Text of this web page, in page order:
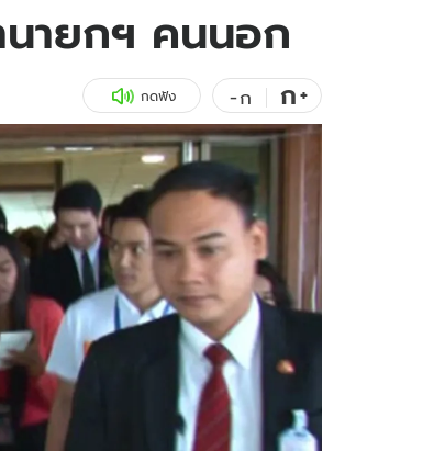
วัยรุ่น
รถยนต์
สุขภาพ
เที่ยว-กิน
Tasteful Thailand
Sanook Choice
คลิป
พอดแคสต์
Exclusive WeTV
นายกฯ คนนอก
กดฟัง -ก ก+